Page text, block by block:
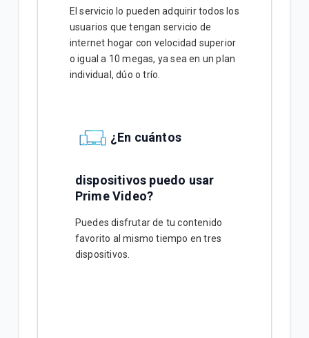
El servicio lo pueden adquirir todos los
usuarios que tengan servicio de
internet hogar con velocidad superior
o igual a 10 megas, ya sea en un plan
individual, dúo o trío.
¿En cuántos
dispositivos puedo usar
Prime Video?
Puedes disfrutar de tu contenido
favorito al mismo tiempo en tres
dispositivos.